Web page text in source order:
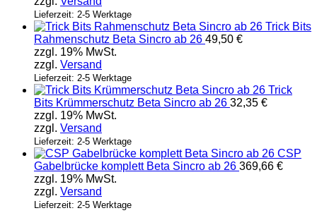
Lieferzeit: 2-5 Werktage
Trick Bits
Rahmenschutz Beta Sincro ab 26 49,50 €
zzgl. 19% MwSt.
zzgl. Versand
Lieferzeit: 2-5 Werktage
Trick
Bits Krümmerschutz Beta Sincro ab 26 32,35 €
zzgl. 19% MwSt.
zzgl. Versand
Lieferzeit: 2-5 Werktage
CSP
Gabelbrücke komplett Beta Sincro ab 26 369,66 €
zzgl. 19% MwSt.
zzgl. Versand
Lieferzeit: 2-5 Werktage